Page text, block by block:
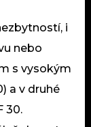
i
nebo
s vysokým
a v druhé
30.